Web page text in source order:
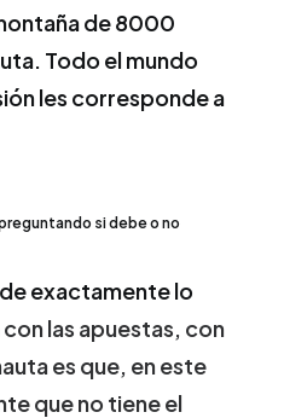
de 8000
Todo el mundo
les corresponde a
si debe o no
exactamente lo
las apuestas, con
es que, en este
que no tiene el